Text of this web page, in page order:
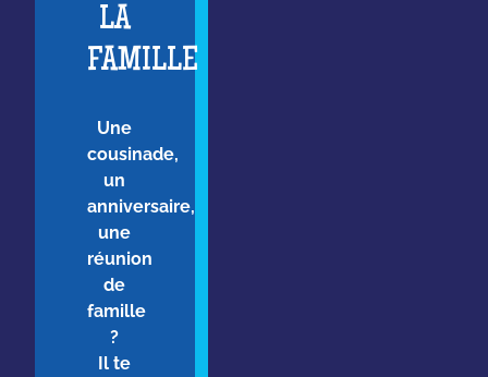
LA
FAMILLE
Une
cousinade,
un
anniversaire,
une
réunion
de
famille
?
Il te